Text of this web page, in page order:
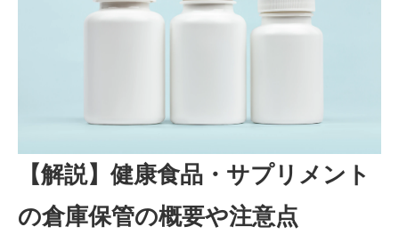
ECブログ
ご利用案内
会社概要
【解説】健康食品・サプリメント
の倉庫保管の概要や注意点